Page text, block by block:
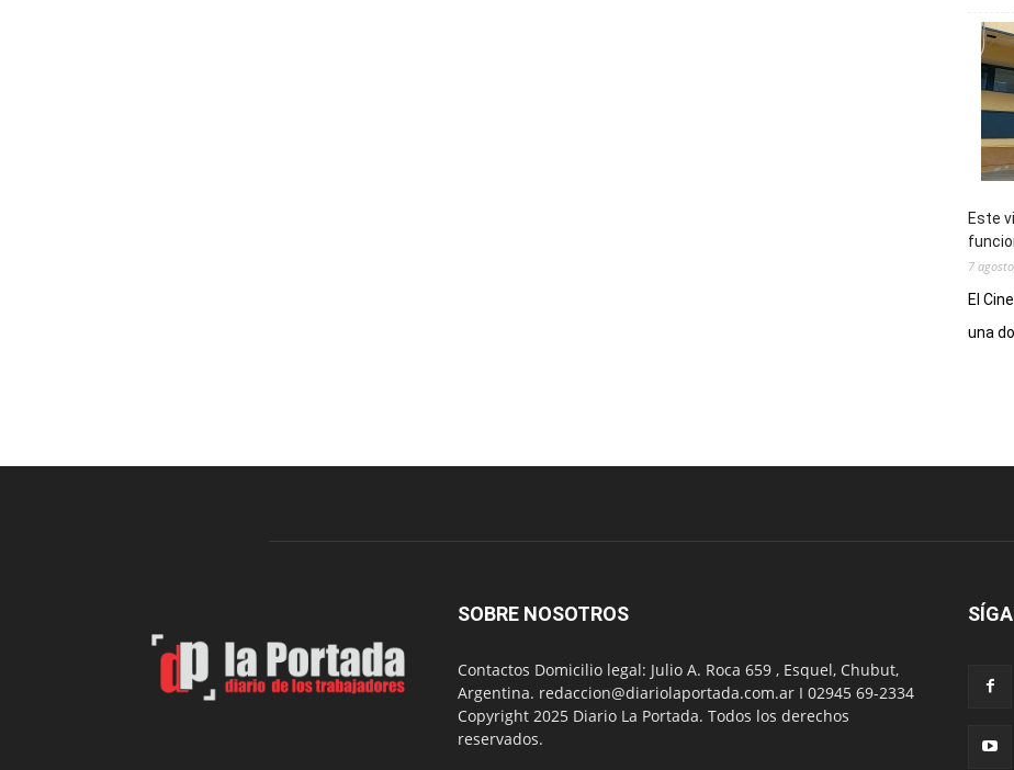
Este
7
El
una
SOBRE NOSOTROS
Contactos Domicilio legal: Julio A. Roca 659 , Esquel, Chubut,
Argentina. redaccion@diariolaportada.com.ar I 02945 69-2334
Copyright 2025 Diario La Portada. Todos los derechos
reservados.